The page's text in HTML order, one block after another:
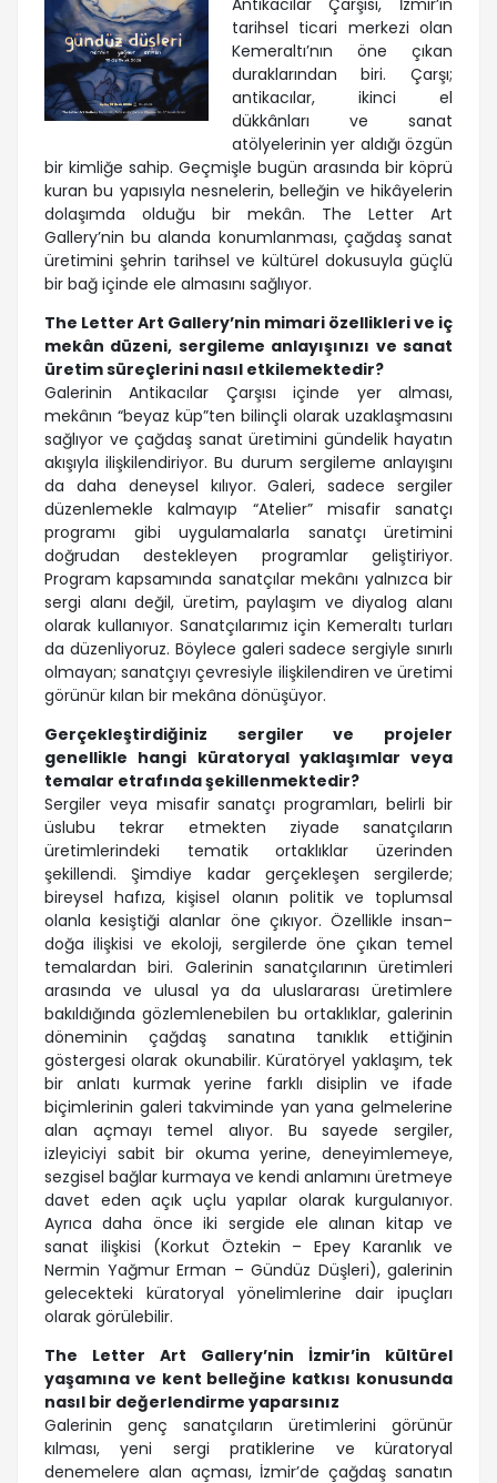
Antikacılar Çarşısı, İzmir’in
tarihsel ticari merkezi olan
Kemeraltı’nın öne çıkan
duraklarından biri. Çarşı;
antikacılar, ikinci el
dükkânları ve sanat
atölyelerinin yer aldığı özgün
bir kimliğe sahip. Geçmişle bugün arasında bir köprü
kuran bu yapısıyla nesnelerin, belleğin ve hikâyelerin
dolaşımda olduğu bir mekân. The Letter Art
Gallery’nin bu alanda konumlanması, çağdaş sanat
üretimini şehrin tarihsel ve kültürel dokusuyla güçlü
bir bağ içinde ele almasını sağlıyor.
The Letter Art Gallery’nin mimari özellikleri ve iç
mekân düzeni, sergileme anlayışınızı ve sanat
üretim süreçlerini nasıl etkilemektedir?
Galerinin Antikacılar Çarşısı içinde yer alması,
mekânın “beyaz küp”ten bilinçli olarak uzaklaşmasını
sağlıyor ve çağdaş sanat üretimini gündelik hayatın
akışıyla ilişkilendiriyor. Bu durum sergileme anlayışını
da daha deneysel kılıyor. Galeri, sadece sergiler
düzenlemekle kalmayıp “Atelier” misafir sanatçı
programı gibi uygulamalarla sanatçı üretimini
doğrudan destekleyen programlar geliştiriyor.
Program kapsamında sanatçılar mekânı yalnızca bir
sergi alanı değil, üretim, paylaşım ve diyalog alanı
olarak kullanıyor. Sanatçılarımız için Kemeraltı turları
da düzenliyoruz. Böylece galeri sadece sergiyle sınırlı
olmayan; sanatçıyı çevresiyle ilişkilendiren ve üretimi
görünür kılan bir mekâna dönüşüyor.
Gerçekleştirdiğiniz sergiler ve projeler
genellikle hangi küratoryal yaklaşımlar veya
temalar etrafında şekillenmektedir?
Sergiler veya misafir sanatçı programları, belirli bir
üslubu tekrar etmekten ziyade sanatçıların
üretimlerindeki tematik ortaklıklar üzerinden
şekillendi. Şimdiye kadar gerçekleşen sergilerde;
bireysel hafıza, kişisel olanın politik ve toplumsal
olanla kesiştiği alanlar öne çıkıyor. Özellikle insan–
doğa ilişkisi ve ekoloji, sergilerde öne çıkan temel
temalardan biri. Galerinin sanatçılarının üretimleri
arasında ve ulusal ya da uluslararası üretimlere
bakıldığında gözlemlenebilen bu ortaklıklar, galerinin
döneminin çağdaş sanatına tanıklık ettiğinin
göstergesi olarak okunabilir. Küratöryel yaklaşım, tek
bir anlatı kurmak yerine farklı disiplin ve ifade
biçimlerinin galeri takviminde yan yana gelmelerine
alan açmayı temel alıyor. Bu sayede sergiler,
izleyiciyi sabit bir okuma yerine, deneyimlemeye,
sezgisel bağlar kurmaya ve kendi anlamını üretmeye
davet eden açık uçlu yapılar olarak kurgulanıyor.
Ayrıca daha önce iki sergide ele alınan kitap ve
sanat ilişkisi (Korkut Öztekin – Epey Karanlık ve
Nermin Yağmur Erman – Gündüz Düşleri), galerinin
gelecekteki küratoryal yönelimlerine dair ipuçları
olarak görülebilir.
The Letter Art Gallery’nin İzmir’in kültürel
yaşamına ve kent belleğine katkısı konusunda
nasıl bir değerlendirme yaparsınız
Galerinin genç sanatçıların üretimlerini görünür
kılması, yeni sergi pratiklerine ve küratoryal
denemelere alan açması, İzmir’de çağdaş sanatın